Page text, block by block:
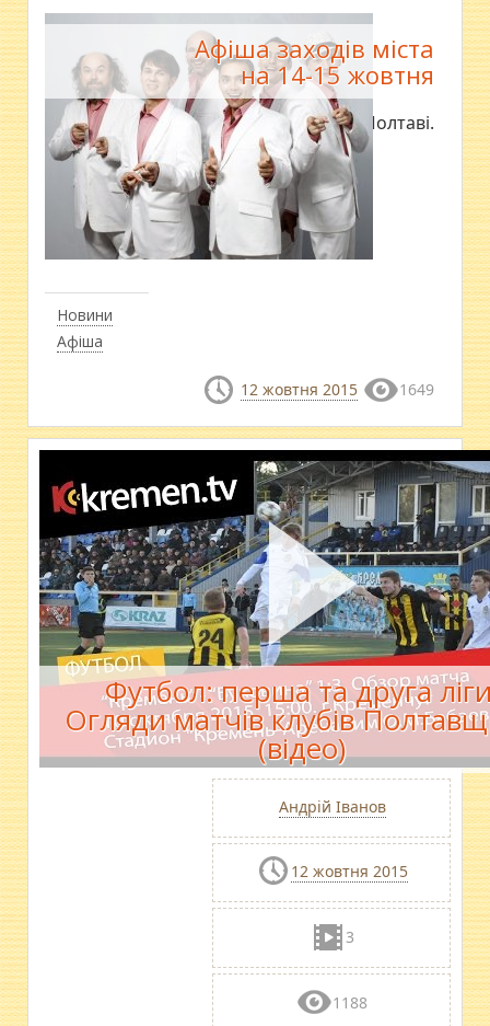
Новини
Афіша
Афіша заходів міста
на 14-15 жовтня
Як відпочити в Полтаві.
12 жовтня 2015 1649
Футбол: перша та друга
Огляди матчів клубів
(відео)
Андрій Іванов
12 жовтня 2015
3
1188